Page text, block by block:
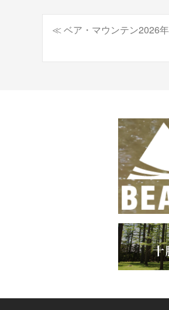
投
稿
≪ ベア・マウンテン2026